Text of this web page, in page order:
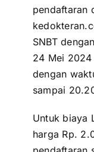
pendaftaran
SNBT
24 Mei 2024
dengan
sampai
Untuk biaya
harga Rp.